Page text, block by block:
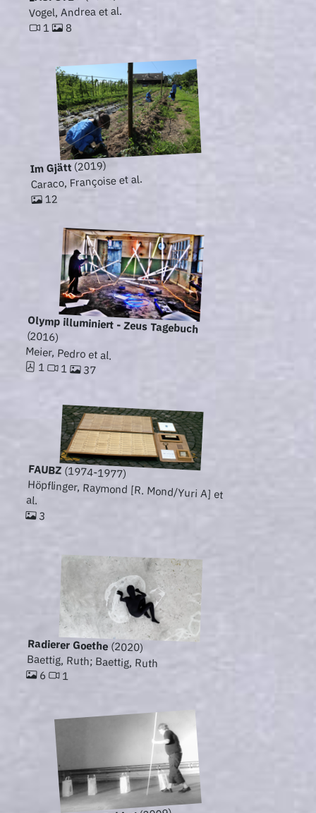
Vogel, Andrea et al.
1 8
Im Gjätt(2019)
Caraco, Françoise et al.
12
Olymp illuminiert - Zeus Tagebuch
(2016)
Meier, Pedro et al.
1 1 37
FAUBZ(1974-1977)
Höpflinger, Raymond [R. Mond/Yuri A] et
al.
3
Radierer Goethe(2020)
Baettig, Ruth; Baettig, Ruth
6 1